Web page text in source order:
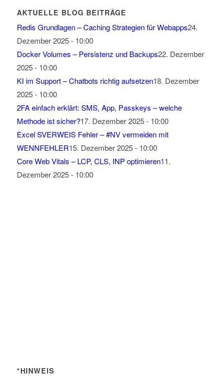
AKTUELLE BLOG BEITRÄGE
Redis Grundlagen – Caching Strategien für Webapps24.
Dezember 2025 - 10:00
Docker Volumes – Persistenz und Backups22. Dezember
2025 - 10:00
KI im Support – Chatbots richtig aufsetzen18. Dezember
2025 - 10:00
2FA einfach erklärt: SMS, App, Passkeys – welche
Methode ist sicher?17. Dezember 2025 - 10:00
Excel SVERWEIS Fehler – #NV vermeiden mit
WENNFEHLER15. Dezember 2025 - 10:00
Core Web Vitals – LCP, CLS, INP optimieren11.
Dezember 2025 - 10:00
*HINWEIS